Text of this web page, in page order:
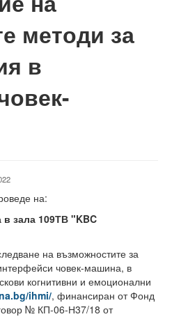
факултет
колеж
методи за
в
на:
в зала 109ТВ "KBC
на възможностите за
човек-машина, в
когнитивни и емоционални
ihmi/, финансиран от Фонд
№ КП-06-Н37/18 от